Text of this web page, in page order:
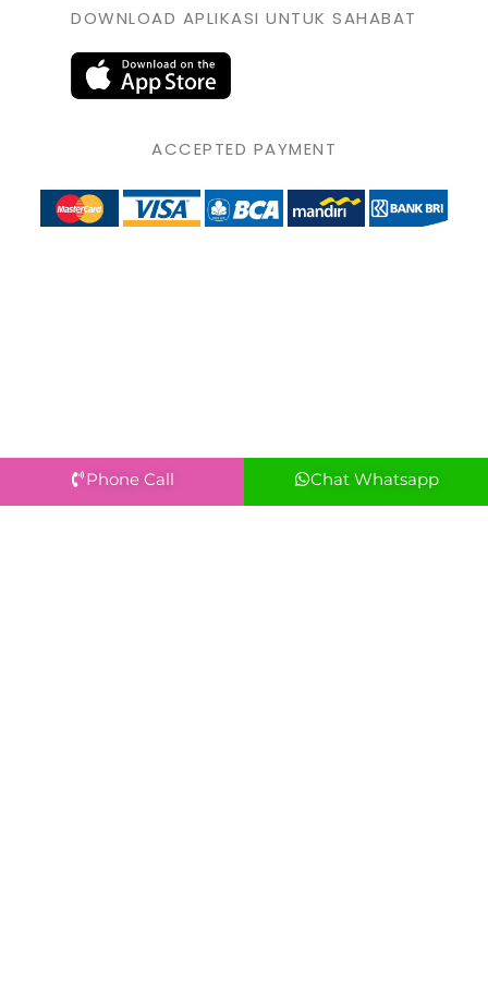
DOWNLOAD APLIKASI UNTUK SAHABAT
ACCEPTED PAYMENT
Phone Call Chat Whatsapp